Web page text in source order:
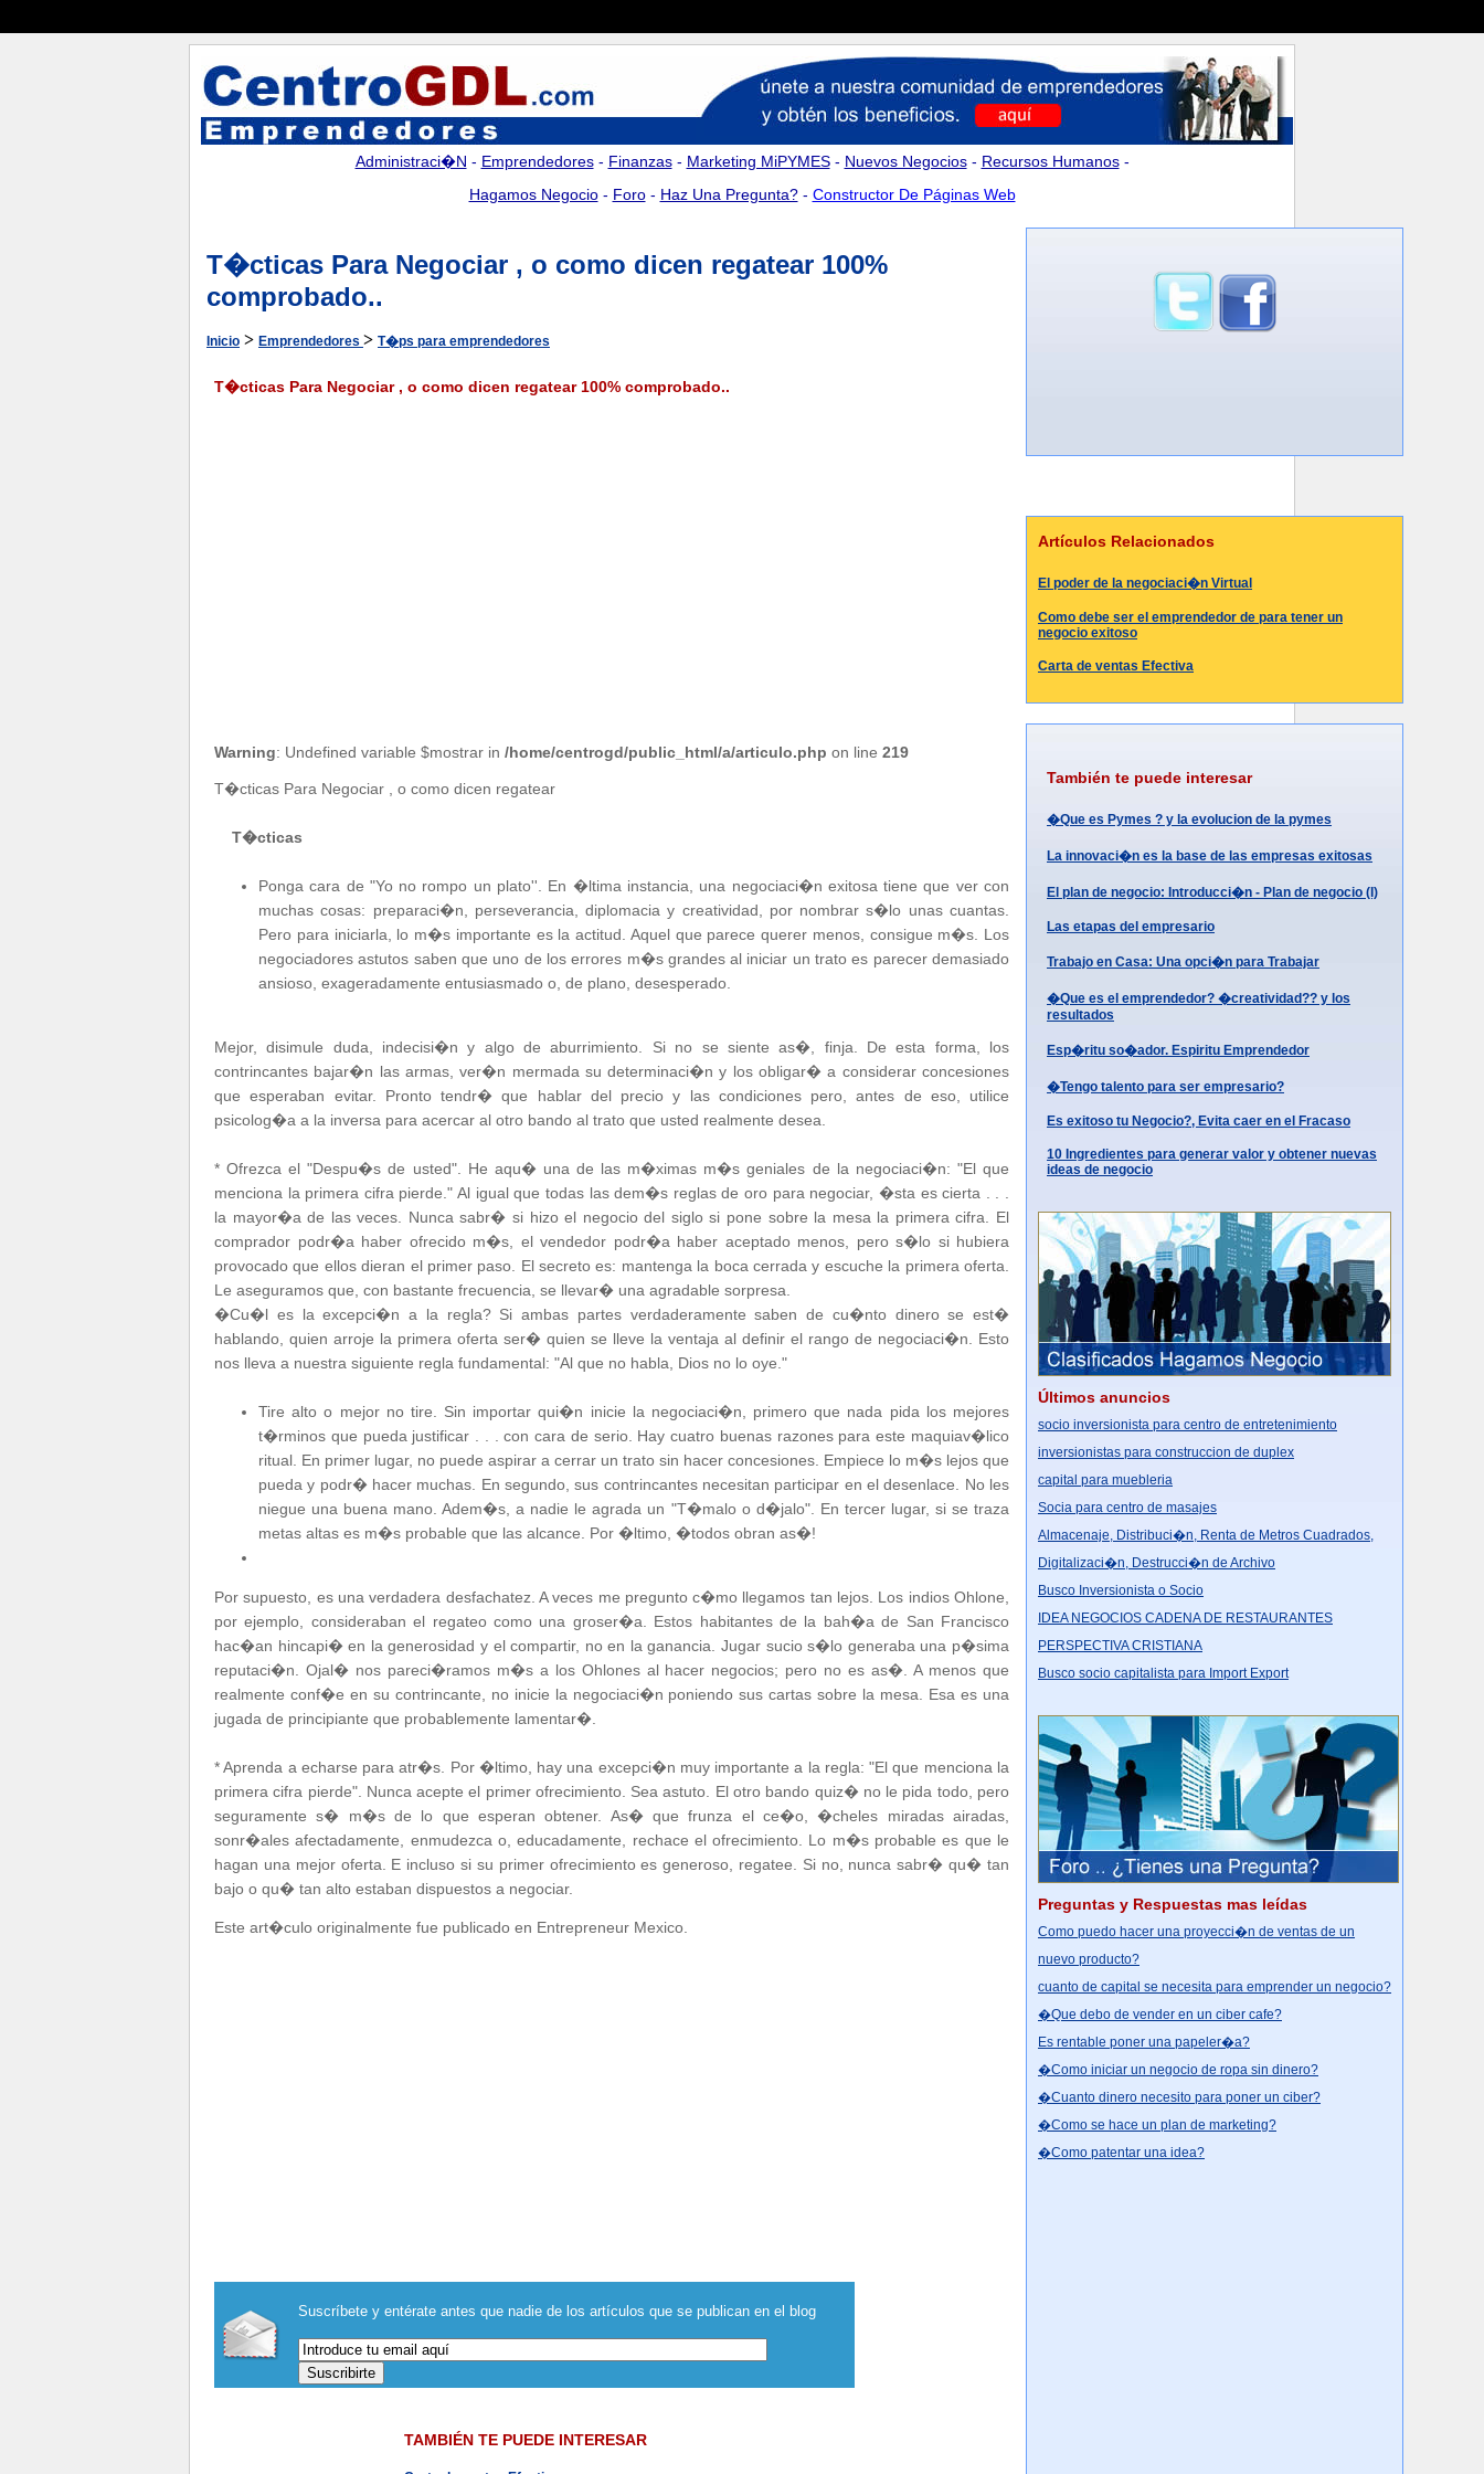
Administraci�n - Emprendedores- Finanzas- Marketing MiPYMES- Nuevos Negocios- Recursos Humanos-
Hagamos Negocio- Foro- Haz Una Pregunta?- Constructor De Páginas Web
T�cticas Para Negociar , o como dicen regatear 100%
comprobado..
Inicio > Emprendedores > T�ps para emprendedores
T�cticas Para Negociar , o como dicen regatear 100% comprobado..
Warning: Undefined variable $mostrar in /home/centrogd/public_html/a/articulo.php on line 219
T�cticas Para Negociar , o como dicen regatear
T�cticas
Ponga cara de "Yo no rompo un plato''. En �ltima instancia, una negociaci�n exitosa tiene que ver con
muchas cosas: preparaci�n, perseverancia, diplomacia y creatividad, por nombrar s�lo unas cuantas.
Pero para iniciarla, lo m�s importante es la actitud. Aquel que parece querer menos, consigue m�s. Los
negociadores astutos saben que uno de los errores m�s grandes al iniciar un trato es parecer demasiado
ansioso, exageradamente entusiasmado o, de plano, desesperado.
Mejor, disimule duda, indecisi�n y algo de aburrimiento. Si no se siente as�, finja. De esta forma, los
contrincantes bajar�n las armas, ver�n mermada su determinaci�n y los obligar� a considerar concesiones
que esperaban evitar. Pronto tendr� que hablar del precio y las condiciones pero, antes de eso, utilice
psicolog�a a la inversa para acercar al otro bando al trato que usted realmente desea.
* Ofrezca el "Despu�s de usted". He aqu� una de las m�ximas m�s geniales de la negociaci�n: "El que
menciona la primera cifra pierde." Al igual que todas las dem�s reglas de oro para negociar, �sta es cierta . . .
la mayor�a de las veces. Nunca sabr� si hizo el negocio del siglo si pone sobre la mesa la primera cifra. El
comprador podr�a haber ofrecido m�s, el vendedor podr�a haber aceptado menos, pero s�lo si hubiera
provocado que ellos dieran el primer paso. El secreto es: mantenga la boca cerrada y escuche la primera oferta.
Le aseguramos que, con bastante frecuencia, se llevar� una agradable sorpresa.
�Cu�l es la excepci�n a la regla? Si ambas partes verdaderamente saben de cu�nto dinero se est�
hablando, quien arroje la primera oferta ser� quien se lleve la ventaja al definir el rango de negociaci�n. Esto
nos lleva a nuestra siguiente regla fundamental: "Al que no habla, Dios no lo oye."
Tire alto o mejor no tire. Sin importar qui�n inicie la negociaci�n, primero que nada pida los mejores
t�rminos que pueda justificar . . . con cara de serio. Hay cuatro buenas razones para este maquiav�lico
ritual. En primer lugar, no puede aspirar a cerrar un trato sin hacer concesiones. Empiece lo m�s lejos que
pueda y podr� hacer muchas. En segundo, sus contrincantes necesitan participar en el desenlace. No les
niegue una buena mano. Adem�s, a nadie le agrada un "T�malo o d�jalo". En tercer lugar, si se traza
metas altas es m�s probable que las alcance. Por �ltimo, �todos obran as�!
Por supuesto, es una verdadera desfachatez. A veces me pregunto c�mo llegamos tan lejos. Los indios Ohlone,
por ejemplo, consideraban el regateo como una groser�a. Estos habitantes de la bah�a de San Francisco
hac�an hincapi� en la generosidad y el compartir, no en la ganancia. Jugar sucio s�lo generaba una p�sima
reputaci�n. Ojal� nos pareci�ramos m�s a los Ohlones al hacer negocios; pero no es as�. A menos que
realmente conf�e en su contrincante, no inicie la negociaci�n poniendo sus cartas sobre la mesa. Esa es una
jugada de principiante que probablemente lamentar�.
* Aprenda a echarse para atr�s. Por �ltimo, hay una excepci�n muy importante a la regla: "El que menciona la
primera cifra pierde". Nunca acepte el primer ofrecimiento. Sea astuto. El otro bando quiz� no le pida todo, pero
seguramente s� m�s de lo que esperan obtener. As� que frunza el ce�o, �cheles miradas airadas,
sonr�ales afectadamente, enmudezca o, educadamente, rechace el ofrecimiento. Lo m�s probable es que le
hagan una mejor oferta. E incluso si su primer ofrecimiento es generoso, regatee. Si no, nunca sabr� qu� tan
bajo o qu� tan alto estaban dispuestos a negociar.
Este art�culo originalmente fue publicado en Entrepreneur Mexico.
Suscríbete y entérate antes que nadie de los artículos que se publican en el blog
TAMBIÉN TE PUEDE INTERESAR
Artículos Relacionados
El poder de la negociaci�n Virtual
Como debe ser el emprendedor de para tener un
negocio exitoso
Carta de ventas Efectiva
También te puede interesar
�Que es Pymes ? y la evolucion de la pymes
La innovaci�n es la base de las empresas exitosas
El plan de negocio: Introducci�n - Plan de negocio (I)
Las etapas del empresario
Trabajo en Casa: Una opci�n para Trabajar
�Que es el emprendedor? �creatividad?? y los
resultados
Esp�ritu so�ador. Espiritu Emprendedor
�Tengo talento para ser empresario?
Es exitoso tu Negocio?, Evita caer en el Fracaso
10 Ingredientes para generar valor y obtener nuevas
ideas de negocio
Últimos anuncios
socio inversionista para centro de entretenimiento
inversionistas para construccion de duplex
capital para muebleria
Socia para centro de masajes
Almacenaje, Distribuci�n, Renta de Metros Cuadrados,
Digitalizaci�n, Destrucci�n de Archivo
Busco Inversionista o Socio
IDEA NEGOCIOS CADENA DE RESTAURANTES
PERSPECTIVA CRISTIANA
Busco socio capitalista para Import Export
Preguntas y Respuestas mas leídas
Como puedo hacer una proyecci�n de ventas de un
nuevo producto?
cuanto de capital se necesita para emprender un negocio?
�Que debo de vender en un ciber cafe?
Es rentable poner una papeler�a?
�Como iniciar un negocio de ropa sin dinero?
�Cuanto dinero necesito para poner un ciber?
�Como se hace un plan de marketing?
�Como patentar una idea?